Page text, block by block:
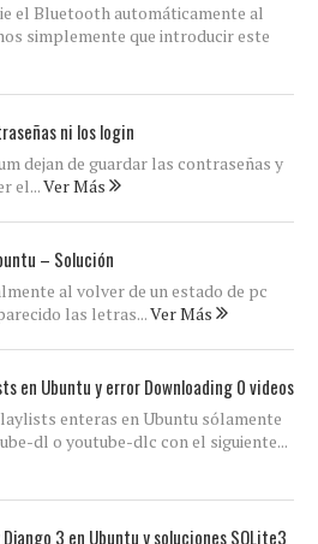
el Bluetooth automáticamente al
simplemente que introducir este
ni los login
dejan de guardar las contraseñas y
el...Ver Más
– Solución
al volver de un estado de pc
las letras...Ver Más
en Ubuntu y error Downloading 0 videos
enteras en Ubuntu sólamente
dl o youtube-dlc con el siguiente...
3 en Ubuntu y soluciones SQLite3